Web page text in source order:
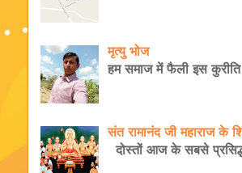
मृत्यु भोज
हम समाज में फैली इस
संत रामानंद जी महाराज के
दोस्तों आज के सबसे